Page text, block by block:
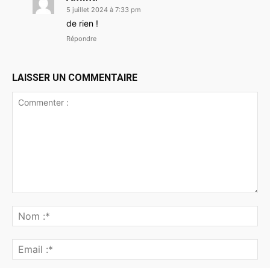
5 juillet 2024 à 7:33 pm
de rien !
Répondre
LAISSER UN COMMENTAIRE
:*
:*